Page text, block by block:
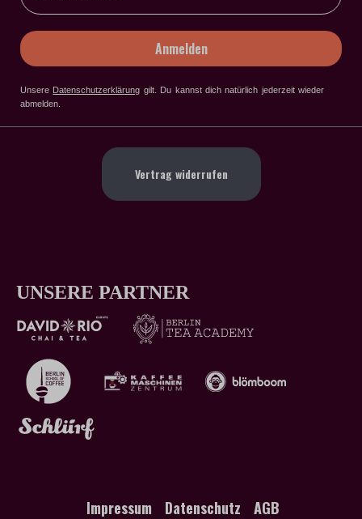
Anmelden
Unsere Datenschutzerklärung gilt. Du kannst dich natürlich jederzeit wieder
abmelden.
Vertrag widerrufen
UNSERE PARTNER
Impressum Datenschutz AGB